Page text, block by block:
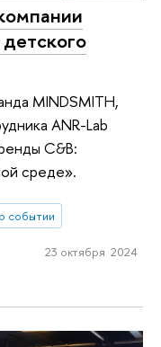
MINDSMITH,
ANR-Lab
C&B:
среде».
событии
23 октября 2024